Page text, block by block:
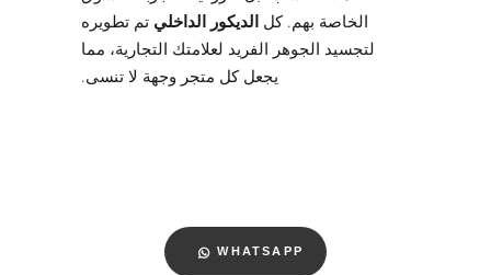
الخاصة بهم. كل الديكور الداخلي تم تطويره
لتجسيد الجوهر الفريد لعلامتك التجارية، مما
يجعل كل متجر وجهة لا تنسى.
WHATSAPP